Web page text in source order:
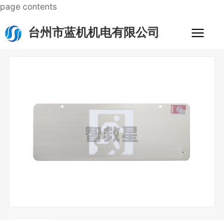
page contents
台州市蓝机机电有限公司